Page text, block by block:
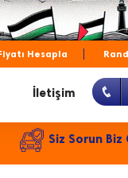
Hesapla
İletişim
Siz Sorun Biz